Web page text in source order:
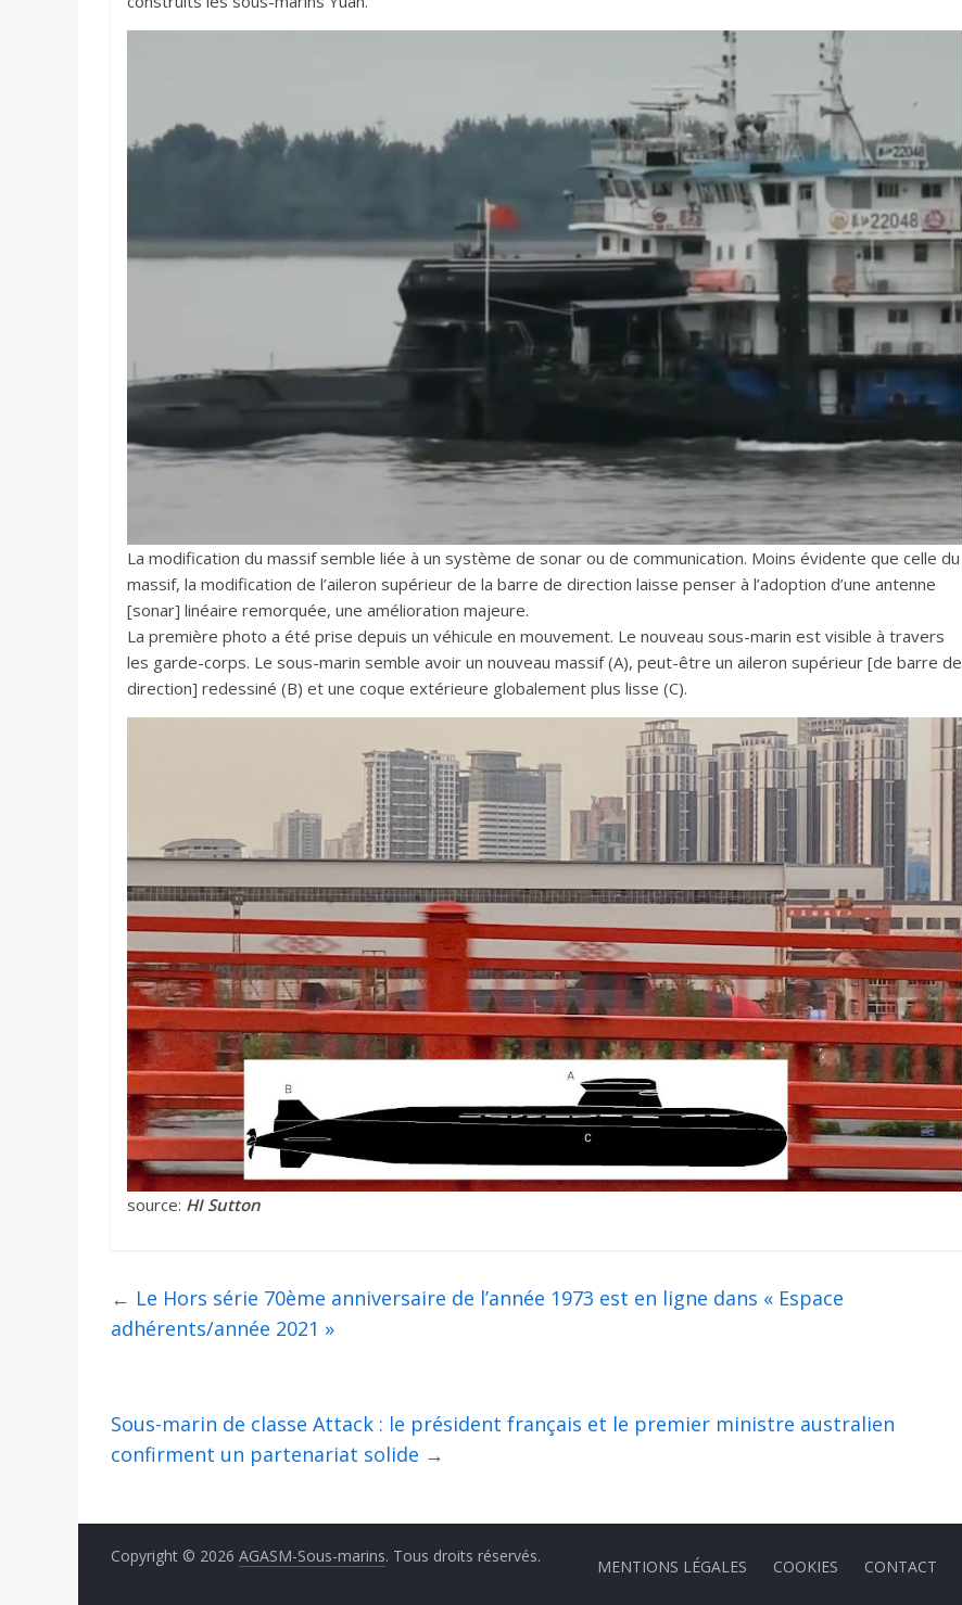
La modification du massif semble liée à un système de sonar ou de communication. Moins évidente que celle du
massif, la modification de l’aileron supérieur de la barre de direction laisse penser à l’adoption d’une antenne
[sonar] linéaire remorquée, une amélioration majeure.
La première photo a été prise depuis un véhicule en mouvement. Le nouveau sous-marin est visible à travers
les garde-corps. Le sous-marin semble avoir un nouveau massif (A), peut-être un aileron supérieur [de barre de
direction] redessiné (B) et une coque extérieure globalement plus lisse (C).
source: HI Sutton
← Le Hors série 70ème anniversaire de l’année 1973 est en ligne dans « Espace
adhérents/année 2021 »
Sous-marin de classe Attack : le président français et le premier ministre australien
confirment un partenariat solide →
Copyright © 2026 AGASM-Sous-marins. Tous droits réservés.
MENTIONS LÉGALES COOKIES CONTACT